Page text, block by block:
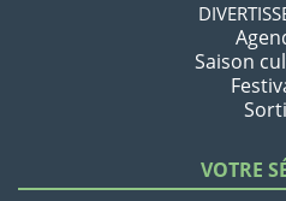
Saison
VOTRE